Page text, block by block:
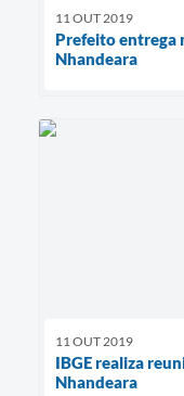
11 OUT 2019
Prefeito entrega
Nhandeara
11 OUT 2019
IBGE realiza
Nhandeara